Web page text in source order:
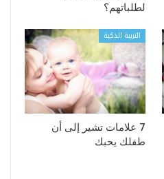
لطلباتهم؟
التربية الذكية
7 علامات تشير إلى أن
طفلك يحبك